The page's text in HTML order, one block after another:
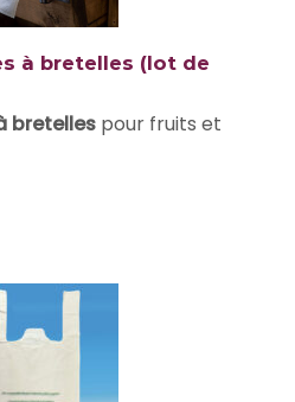
à bretelles (lot de
bretelles pour fruits et